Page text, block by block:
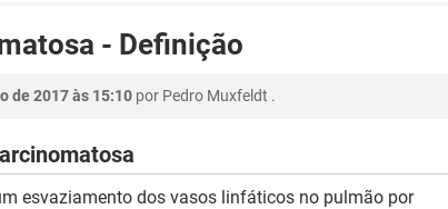
- Definição
de 2017 às 15:10 por Pedro Muxfeldt .
esvaziamento dos vasos linfáticos no pulmão por